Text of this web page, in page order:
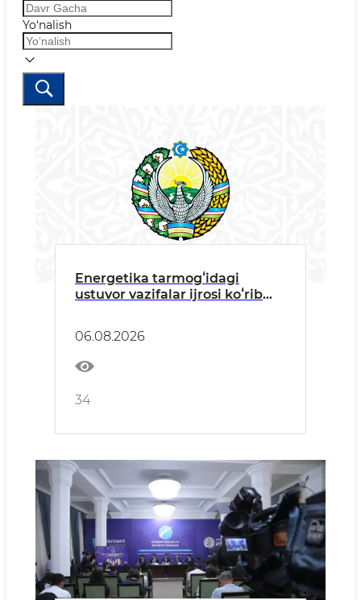
Yo‘nalish
Energetika tarmogʻidagi
ustuvor vazifalar ijrosi koʻrib
06.08.2026
34